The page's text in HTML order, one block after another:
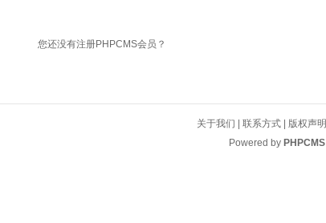
您还没有注册PHPCMS会员？
关于我们 联系方式 版权声明
Powered by PHPCMS